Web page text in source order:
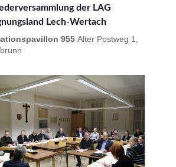
der LAG
Lech-Wertach
955Alter Postweg 1,